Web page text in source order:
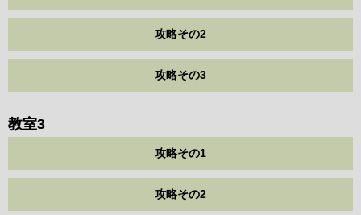
攻略その2
攻略その3
教室3
攻略その1
攻略その2